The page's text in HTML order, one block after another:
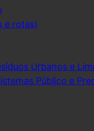
e rotas)
Urbanos e
Público e